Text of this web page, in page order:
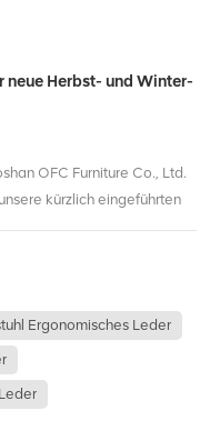
neue Herbst- und Winter-
OFC Furniture Co., Ltd.
kürzlich eingeführten
Zahl der Bestellungen ist
Ergonomisches Leder